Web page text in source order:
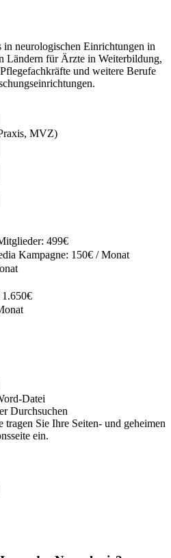
neurologischen Einrichtungen in
Ländern für Ärzte in Weiterbildung,
und weitere Berufe
MVZ)
499€
Kampagne: 150€ / Monat
Datei
Durchsuchen
Sie Ihre Seiten- und geheimen
ein.